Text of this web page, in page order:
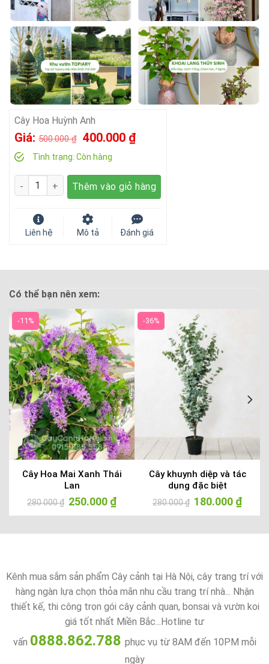
Cây Hoa Huỳnh Anh
Giá: 500.000₫ Giá
gốc
là:
500.000 ₫.
400.000 ₫Giá
tại
400.000 ₫.
Tình trạng: Còn hàng
Số lượng Thêm vào giỏ hàng
Liên hệ Mô tả Đánh giá
Có thể bạn nên xem:
-11%
Cây Hoa Mai Xanh Thái
Lan
280.000₫ Giá
gốc
là:
250.000 ₫Giá
tại
250.000 ₫.
-36%
Cây khuynh diệp và tác
dụng đặc biệt
280.000₫ Giá
gốc
là:
180.000 ₫Giá
tại
₫.
Kênh mua sắm sản phẩm Cây cảnh tại Hà Nội, cây trang trí với
hàng ngàn lựa chọn thỏa mãn nhu cầu trang trí nhà... Nhận
thiết kế, thi công trọn gói cây cảnh quan, bonsai và vườn koi
giá tốt nhất Miền Bắc...Hotline tư
vấn 0888.862.788 phục vụ từ 8AM đến 10PM mỗi
ngày